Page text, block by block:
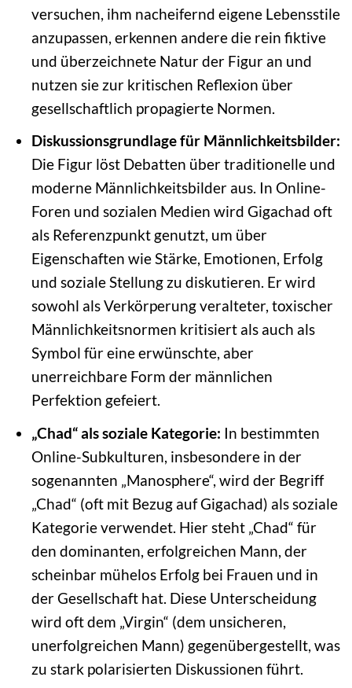
versuchen, ihm nacheifernd eigene Lebensstile
anzupassen, erkennen andere die rein fiktive
und überzeichnete Natur der Figur an und
nutzen sie zur kritischen Reflexion über
gesellschaftlich propagierte Normen.
Diskussionsgrundlage für Männlichkeitsbilder:
Die Figur löst Debatten über traditionelle und
moderne Männlichkeitsbilder aus. In Online-
Foren und sozialen Medien wird Gigachad oft
als Referenzpunkt genutzt, um über
Eigenschaften wie Stärke, Emotionen, Erfolg
und soziale Stellung zu diskutieren. Er wird
sowohl als Verkörperung veralteter, toxischer
Männlichkeitsnormen kritisiert als auch als
Symbol für eine erwünschte, aber
unerreichbare Form der männlichen
Perfektion gefeiert.
„Chad“ als soziale Kategorie: In bestimmten
Online-Subkulturen, insbesondere in der
sogenannten „Manosphere“, wird der Begriff
„Chad“ (oft mit Bezug auf Gigachad) als soziale
Kategorie verwendet. Hier steht „Chad“ für
den dominanten, erfolgreichen Mann, der
scheinbar mühelos Erfolg bei Frauen und in
der Gesellschaft hat. Diese Unterscheidung
wird oft dem „Virgin“ (dem unsicheren,
unerfolgreichen Mann) gegenübergestellt, was
zu stark polarisierten Diskussionen führt.